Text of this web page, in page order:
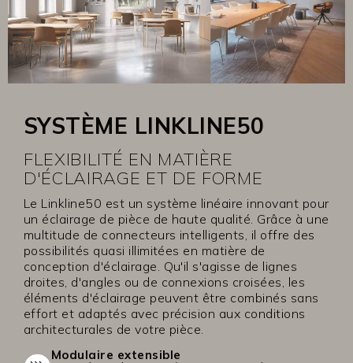
SYSTÈME LINKLINE50
FLEXIBILITÉ EN MATIÈRE
D'ÉCLAIRAGE ET DE FORME
Le Linkline50 est un système linéaire innovant pour
un éclairage de pièce de haute qualité. Grâce à une
multitude de connecteurs intelligents, il offre des
possibilités quasi illimitées en matière de
conception d'éclairage. Qu'il s'agisse de lignes
droites, d'angles ou de connexions croisées, les
éléments d'éclairage peuvent être combinés sans
effort et adaptés avec précision aux conditions
architecturales de votre pièce.
Modulaire extensible